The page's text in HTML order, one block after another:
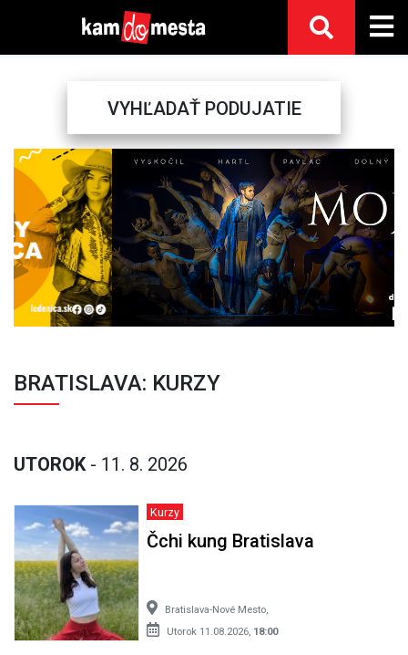
VYHĽADAŤ PODUJATIE
Previous Next
BRATISLAVA: KURZY
UTOROK - 11. 8. 2026
Kurzy
Čchi kung Bratislava
Bratislava-Nové Mesto,
Utorok 11.08.2026, 18:00